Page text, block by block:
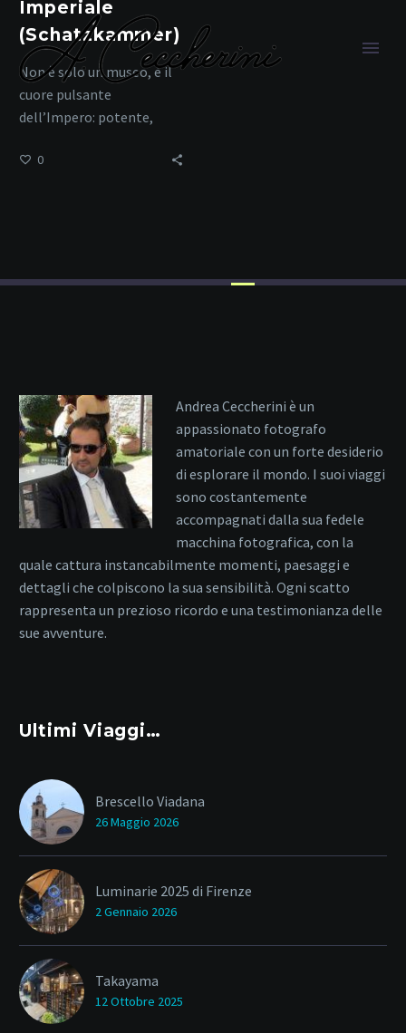
Imperiale
(Schatzkammer)
Non è solo un museo, è il
cuore pulsante
dell’Impero: potente,
0
Andrea Ceccherini è un
appassionato fotografo
amatoriale con un forte desiderio
di esplorare il mondo. I suoi viaggi
sono costantemente
accompagnati dalla sua fedele
macchina fotografica, con la
quale cattura instancabilmente momenti, paesaggi e
dettagli che colpiscono la sua sensibilità. Ogni scatto
rappresenta un prezioso ricordo e una testimonianza delle
sue avventure.
Ultimi Viaggi…
Brescello Viadana
26 Maggio 2026
Luminarie 2025 di Firenze
2 Gennaio 2026
Takayama
12 Ottobre 2025